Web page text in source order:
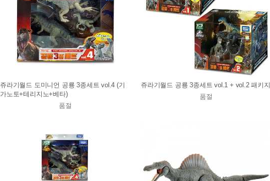
쥬라기월드 도미니언 공룡 3종세트 vol.4 (기
가노토+테리지노+베타)
품절
쥬라기월드 공룡 3종세트 vol.1 + vol.2 패키지
품절